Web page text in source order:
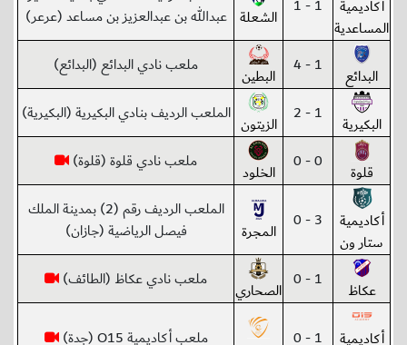
أكاديمية
المساعدية
1 - 1 الشعلة عبدالله بن عبدالعزيز بن مساعد (عرعر)
البدائع 1 - 4 البطين ملعب نادي البدائع (البدائع)
البكيرية 1 - 2 الزيتون الملعب الرديف بنادي البكيرية (البكيرية)
قلوة 0 - 0 الخلود ملعب نادي قلوة (قلوة)
أكاديمية
ستار ون
3 - 0 المجرة
الملعب الرديف رقم (2) بمدينة الملك
فيصل الرياضية (جازان)
عكاظ 1 - 0 الصحاري ملعب نادي عكاظ (الطائف)
أكاديمية
1 - 0 ملعب أكاديمية O15 (جدة)